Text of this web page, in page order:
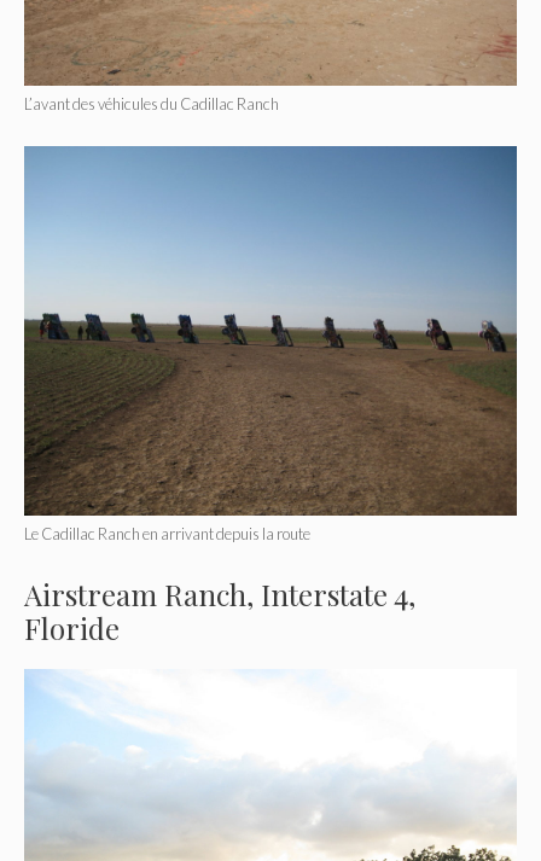
L’avant des véhicules du Cadillac Ranch
Le Cadillac Ranch en arrivant depuis la route
Airstream Ranch, Interstate 4,
Floride